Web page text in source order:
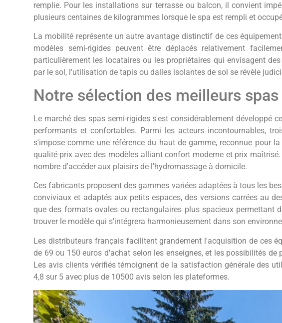
remplie. Pour les installations sur terrasse ou balcon, il convient
plusieurs centaines de kilogrammes lorsque le spa est rempli et
La mobilité représente un autre avantage distinctif de ces
modèles semi-rigides peuvent être déplacés relativement
particulièrement les locataires ou les propriétaires qui envisagent
par le sol, l'utilisation de tapis ou dalles isolantes de sol se révèle
Notre sélection des meilleurs
Le marché des spas semi-rigides s'est considérablement développé
performants et confortables. Parmi les acteurs incontournables,
s'impose comme une référence du haut de gamme, reconnue pour
qualité-prix avec des modèles alliant confort moderne et prix
nombre d'accéder aux plaisirs de l'hydromassage à domicile.
Ces fabricants proposent des gammes variées adaptées à tous les
conviviaux et adaptés aux petits espaces, des versions carrées au
que des formats ovales ou rectangulaires plus spacieux permettant
trouver le modèle qui s'intégrera harmonieusement dans son
Les distributeurs français facilitent grandement l'acquisition de ces
de 69 ou 150 euros d'achat selon les enseignes, et les possibilités
Les avis clients vérifiés témoignent de la satisfaction générale des
4,8 sur 5 avec plus de 10500 avis selon les plateformes.